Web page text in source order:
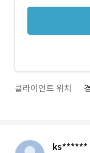
클라이언트 위치
ks******